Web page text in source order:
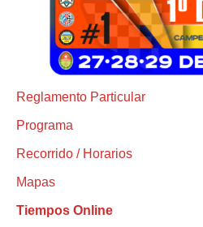
Reglamento Particular
Programa
Recorrido / Horarios
Mapas
Tiempos Online